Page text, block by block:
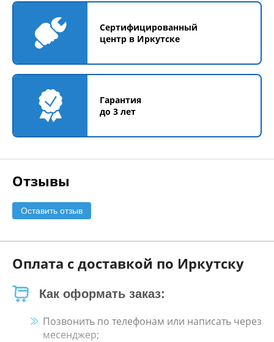
Сертифицированный
центр в Иркутске
Гарантия
до 3 лет
Отзывы
Оставить отзыв
Оплата с доставкой по Иркутску
Как оформать заказ:
Позвонить по телефонам или написать через
месенджер;